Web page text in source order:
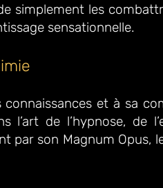
simplement les
sensationnelle.
connaissances et à sa
l’art de l’hypnose, de
par son Magnum Opus,